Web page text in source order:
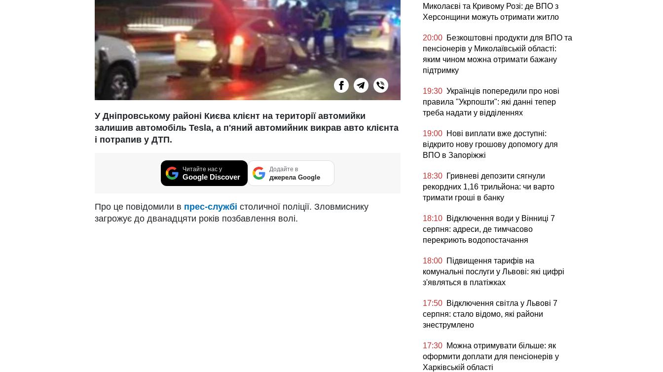
У Дніпровському районі Києва клієнт на території автомийки
залишив автомобіль Tesla, а п'яний автомийник викрав авто клієнта
і потрапив у ДТП.
Читайте нас у
Google Discover
Додайте в
джерела Google
Про це повідомили в прес-службі столичної поліції. Зловмиснику
загрожує до дванадцяти років позбавлення волі.
Миколаєві та Кривому Розі: де ВПО з
Херсонщини можуть отримати житло
20:00 Безкоштовні продукти для ВПО та
пенсіонерів у Миколаївській області:
яким чином можна отримати бажану
підтримку
19:30 Українців попередили про нові
правила "Укрпошти": які данні тепер
треба надати у відділеннях
19:00 Нові виплати вже доступні:
відкрито нову грошову допомогу для
ВПО в Запоріжжі
18:30 Гривневі депозити сягнули
рекордних 1,16 трильйона: чи варто
тримати гроші в банку
18:10 Відключення води у Вінниці 7
серпня: адреси, де тимчасово
перекриють водопостачання
18:00 Підвищення тарифів на
комунальні послуги у Львові: які цифрі
з'являться в платіжках
17:50 Відключення світла у Львові 7
серпня: стало відомо, які райони
знеструмлено
17:30 Можна отримувати більше: як
оформити доплати для пенсіонерів у
Харківській області